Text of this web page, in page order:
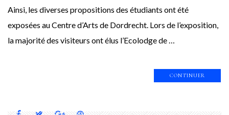
Ainsi, les diverses propositions des étudiants ont été
exposées au Centre d’Arts de Dordrecht. Lors de l’exposition,
la majorité des visiteurs ont élus l’Ecolodge de …
CONTINUER